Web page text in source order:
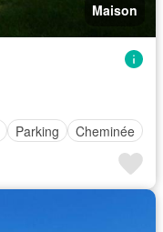
Maison
Parking Cheminée